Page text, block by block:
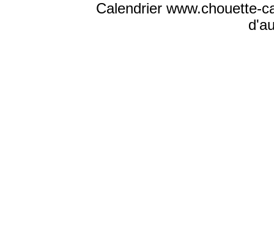
Calendrier www.chouette-